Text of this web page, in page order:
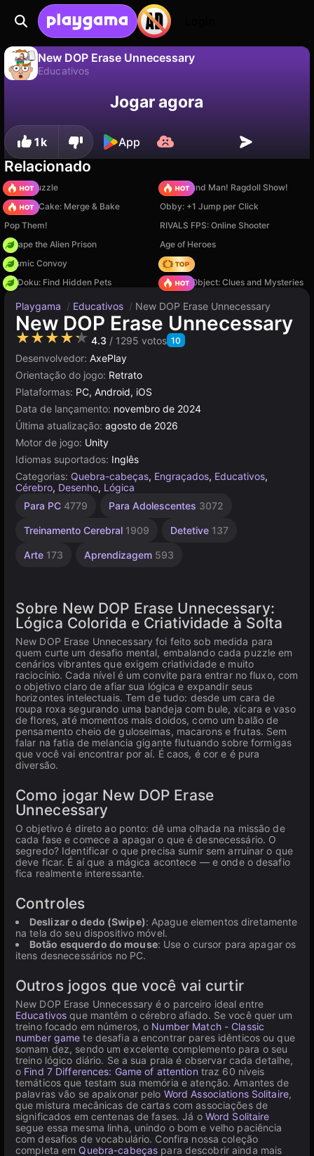
New DOP Erase Unnecessary
Educativos
Salve o progresso!Jogar agora
1k App
Relacionado
Arrow Puzzle
Playground Man! Ragdoll Show!
Piece of Cake: Merge & Bake
Obby: +1 Jump per Click
Pop Them!
RIVALS FPS: Online Shooter
Escape the Alien Prison
Age of Heroes
Cosmic Convoy
Hedgies
PetDoku: Find Hidden Pets
Hidden Object: Clues and Mysteries
Playgama / Educativos / New DOP Erase Unnecessary
New DOP Erase Unnecessary
★★★★★ 4.3 / 1295 votos 10
Desenvolvedor: AxePlay
Orientação do jogo: Retrato
Plataformas: PC, Android, iOS
Data de lançamento: novembro de 2024
Última atualização: agosto de 2026
Motor de jogo: Unity
Idiomas suportados: Inglês
Categorias: Quebra-cabeças, Engraçados, Educativos,
Cérebro, Desenho, Lógica
Para PC 4779 Para Adolescentes 3072
Treinamento Cerebral 1909 Detetive 137
Arte 173 Aprendizagem 593
Mentais
Agilidade
Mesa e
5168
Simples
Navegador
Unity
3172
Sobre New DOP Erase Unnecessary:
Lógica Colorida e Criatividade à Solta
New DOP Erase Unnecessary foi feito sob medida para
quem curte um desafio mental, embalando cada puzzle em
cenários vibrantes que exigem criatividade e muito
raciocínio. Cada nível é um convite para entrar no fluxo, com
o objetivo claro de afiar sua lógica e expandir seus
horizontes intelectuais. Tem de tudo: desde um cara de
roupa roxa segurando uma bandeja com bule, xícara e vaso
de flores, até momentos mais doidos, como um balão de
pensamento cheio de guloseimas, macarons e frutas. Sem
falar na fatia de melancia gigante flutuando sobre formigas
que você vai encontrar por aí. É caos, é cor e é pura
diversão.
Como jogar New DOP Erase
Unnecessary
O objetivo é direto ao ponto: dê uma olhada na missão de
cada fase e comece a apagar o que é desnecessário. O
segredo? Identificar o que precisa sumir sem arruinar o que
deve ficar. É aí que a mágica acontece — e onde o desafio
fica realmente interessante.
Controles
Deslizar o dedo (Swipe): Apague elementos diretamente
na tela do seu dispositivo móvel.
Botão esquerdo do mouse: Use o cursor para apagar os
itens desnecessários no PC.
Outros jogos que você vai curtir
New DOP Erase Unnecessary é o parceiro ideal entre
Educativos que mantêm o cérebro afiado. Se você quer um
treino focado em números, o Number Match - Classic
number game te desafia a encontrar pares idênticos ou que
somam dez, sendo um excelente complemento para o seu
treino lógico diário. Se a sua praia é observar cada detalhe,
o Find 7 Differences: Game of attention traz 60 níveis
temáticos que testam sua memória e atenção. Amantes de
palavras vão se apaixonar pelo Word Associations Solitaire,
que mistura mecânicas de cartas com associações de
significados em centenas de fases. Já o Word Solitaire
segue essa mesma linha, unindo o bom e velho paciência
com desafios de vocabulário. Confira nossa coleção
completa em Quebra-cabeças para descobrir ainda mais